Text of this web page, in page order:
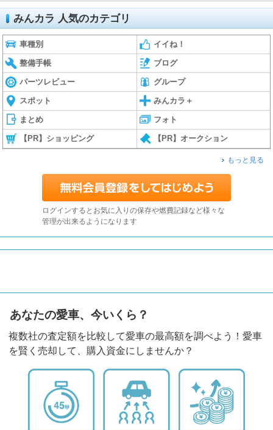
みんカラ 人気のカテゴリ
車種別 イイね！
整備手帳 ブログ
パーツレビュー グループ
スポット みんカラ＋
まとめ フォト
【PR】ショッピング 【PR】オークション
もっと見る
ログインするとお気に入りの保存や燃費記録など様々な
管理が出来るようになります
あなたの愛車、今いくら？
複数社の査定額を比較して愛車の最高額を調べよう！愛車
を賢く売却して、購入資金にしませんか？